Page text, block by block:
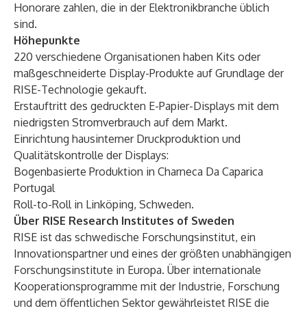
Honorare zahlen, die in der Elektronikbranche üblich
sind.
Höhepunkte
220 verschiedene Organisationen haben Kits oder
maßgeschneiderte Display-Produkte auf Grundlage der
RISE-Technologie gekauft.
Erstauftritt des gedruckten E-Papier-Displays mit dem
niedrigsten Stromverbrauch auf dem Markt.
Einrichtung hausinterner Druckproduktion und
Qualitätskontrolle der Displays:
Bogenbasierte Produktion in Charneca Da Caparica
Portugal
Roll-to-Roll in Linköping, Schweden.
Über RISE Research Institutes of Sweden
RISE ist das schwedische Forschungsinstitut, ein
Innovationspartner und eines der größten unabhängigen
Forschungsinstitute in Europa. Über internationale
Kooperationsprogramme mit der Industrie, Forschung
und dem öffentlichen Sektor gewährleistet RISE die